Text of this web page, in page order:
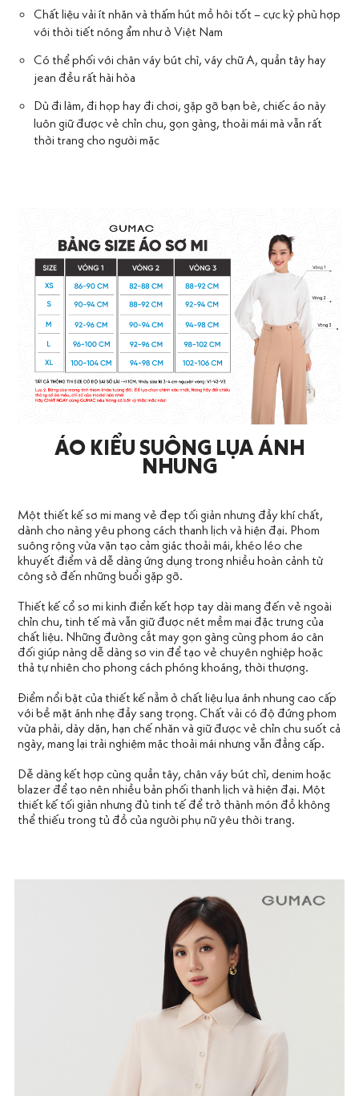
Chất liệu vải ít nhăn và thấm hút mồ hôi tốt – cực kỳ phù hợp
với thời tiết nóng ẩm như ở Việt Nam
Có thể phối với chân váy bút chì, váy chữ A, quần tây hay
jean đều rất hài hòa
Dù đi làm, đi họp hay đi chơi, gặp gỡ bạn bè, chiếc áo này
luôn giữ được vẻ chỉn chu, gọn gàng, thoải mái mà vẫn rất
thời trang cho người mặc
ÁO KIỂU SUÔNG LỤA ÁNH
NHUNG
Một thiết kế sơ mi mang vẻ đẹp tối giản nhưng đầy khí chất,
dành cho nàng yêu phong cách thanh lịch và hiện đại. Phom
suông rộng vừa vặn tạo cảm giác thoải mái, khéo léo che
khuyết điểm và dễ dàng ứng dụng trong nhiều hoàn cảnh từ
công sở đến những buổi gặp gỡ.
Thiết kế cổ sơ mi kinh điển kết hợp tay dài mang đến vẻ ngoài
chỉn chu, tinh tế mà vẫn giữ được nét mềm mại đặc trưng của
chất liệu. Những đường cắt may gọn gàng cùng phom áo cân
đối giúp nàng dễ dàng sơ vin để tạo vẻ chuyên nghiệp hoặc
thả tự nhiên cho phong cách phóng khoáng, thời thượng.
Điểm nổi bật của thiết kế nằm ở chất liệu lụa ánh nhung cao cấp
với bề mặt ánh nhẹ đầy sang trọng. Chất vải có độ đứng phom
vừa phải, dày dặn, hạn chế nhăn và giữ được vẻ chỉn chu suốt cả
ngày, mang lại trải nghiệm mặc thoải mái nhưng vẫn đẳng cấp.
Dễ dàng kết hợp cùng quần tây, chân váy bút chì, denim hoặc
blazer để tạo nên nhiều bản phối thanh lịch và hiện đại. Một
thiết kế tối giản nhưng đủ tinh tế để trở thành món đồ không
thể thiếu trong tủ đồ của người phụ nữ yêu thời trang.